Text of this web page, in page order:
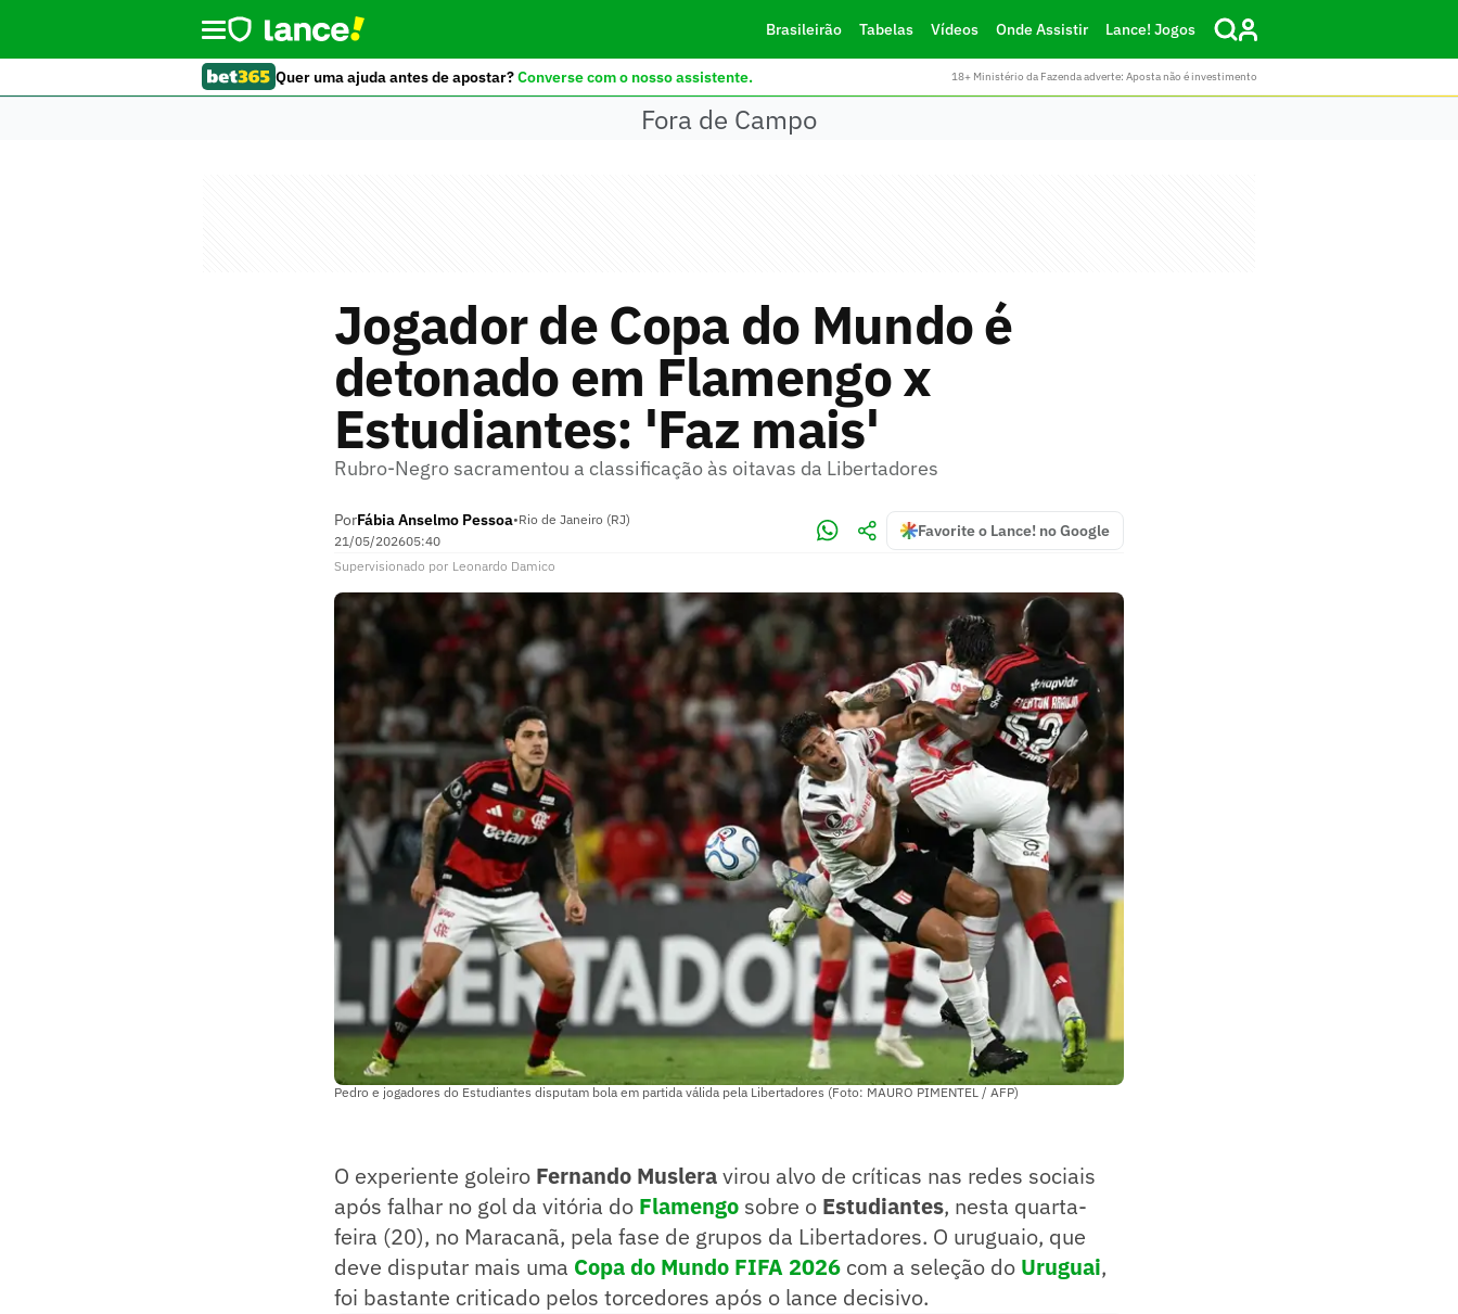
Brasileirão Tabelas Vídeos Onde Assistir Lance! Jogos
Quer uma ajuda antes de apostar?Converse com o nosso assistente. 18+ Ministério da Fazenda adverte: Aposta não é investimento
Fora de Campo
Jogador de Copa do Mundo é
detonado em Flamengo x
Estudiantes: 'Faz mais'
Rubro-Negro sacramentou a classificação às oitavas da Libertadores
PorFábia Anselmo Pessoa•Rio de Janeiro (RJ)
21/05/202605:40
Favorite o Lance! no Google
Supervisionado por Leonardo Damico
Pedro e jogadores do Estudiantes disputam bola em partida válida pela Libertadores (Foto: MAURO PIMENTEL / AFP)
O experiente goleiro Fernando Musleravirou alvo de críticas nas redes sociais
após falhar no gol da vitória do Flamengo sobre o Estudiantes, nesta quarta-
feira (20), no Maracanã, pela fase de grupos da Libertadores. O uruguaio, que
deve disputar mais uma Copa do Mundo FIFA 2026 com a seleção do Uruguai,
foi bastante criticado pelos torcedores após o lance decisivo.